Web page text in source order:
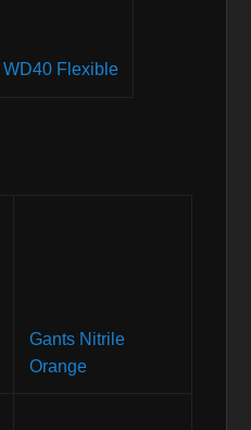
WD40 Flexible
Gants Nitrile
Orange